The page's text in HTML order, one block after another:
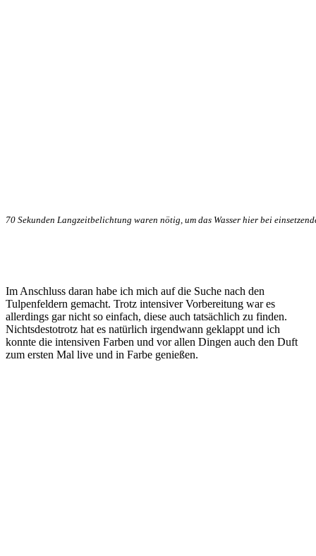
70 Sekunden Langzeitbelichtung waren nötig, um das Wasser hier bei
Im Anschluss daran habe ich mich auf die Suche nach den
Tulpenfeldern gemacht. Trotz intensiver Vorbereitung war es
allerdings gar nicht so einfach, diese auch tatsächlich zu finden.
Nichtsdestotrotz hat es natürlich irgendwann geklappt und ich
konnte die intensiven Farben und vor allen Dingen auch den Duft
zum ersten Mal live und in Farbe genießen.